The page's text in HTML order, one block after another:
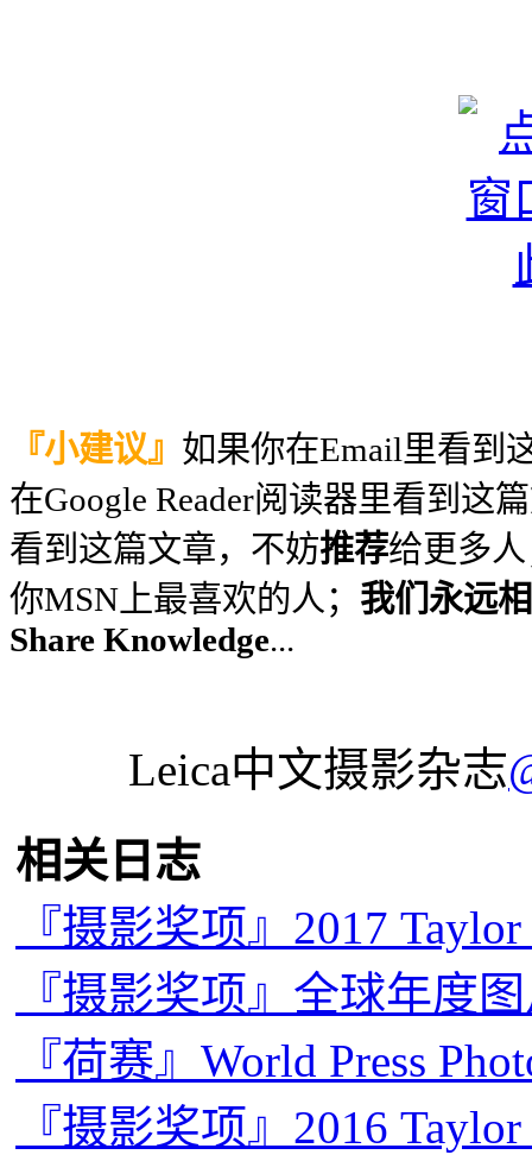
『小建议』 如果你在Email里看到
在Google Reader阅读器里看到这
看到这篇文章，不妨推荐给更多
你MSN上最喜欢的人； 我们永远
Share Knowledge...
Leica中文摄影杂志
相关日志
『摄影奖项』2017
『摄影奖项』全球年度
『荷赛』World Press
『摄影奖项』2016